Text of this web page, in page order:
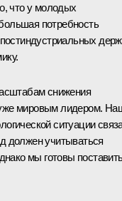
что у молодых
потребность
снижения
мировым лидером.
ситуации
должен учитываться
мы готовы